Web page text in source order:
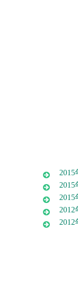
2015
2015
2015
2012
2012